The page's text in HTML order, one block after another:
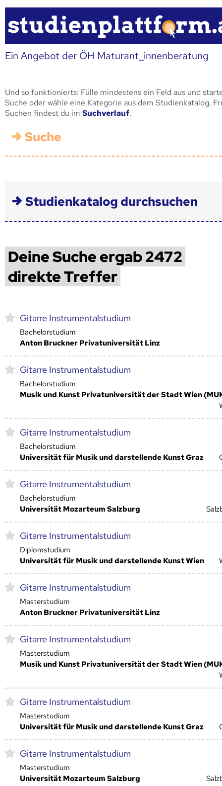
Ein Angebot der ÖH Maturant_innenberatung
Und so funktionierts: Fülle mindestens ein Feld aus und
Suche oder wähle eine Kategorie aus dem Studienkatalog.
Suchen findest du im Suchverlauf.
Suche
Studienkatalog durchsuchen
Deine Suche ergab 2472
direkte Treffer
Gitarre Instrumentalstudium
Bachelorstudium
Anton Bruckner Privatuniversität Linz
Gitarre Instrumentalstudium
Bachelorstudium
Musik und Kunst Privatuniversität der Stadt Wien
Gitarre Instrumentalstudium
Bachelorstudium
Universität für Musik und darstellende Kunst Graz
Gitarre Instrumentalstudium
Bachelorstudium
Universität Mozarteum Salzburg
Gitarre Instrumentalstudium
Diplomstudium
Universität für Musik und darstellende Kunst Wien
Gitarre Instrumentalstudium
Masterstudium
Anton Bruckner Privatuniversität Linz
Gitarre Instrumentalstudium
Masterstudium
Musik und Kunst Privatuniversität der Stadt Wien
Gitarre Instrumentalstudium
Masterstudium
Universität für Musik und darstellende Kunst Graz
Gitarre Instrumentalstudium
Masterstudium
Universität Mozarteum Salzburg